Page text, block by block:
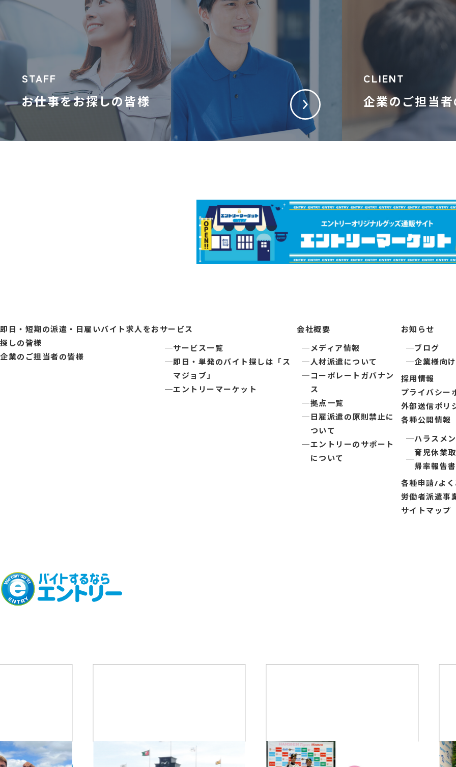
お仕事をお探しの皆様
STAFF
企業のご担当
CLIENT
即日・短期の派遣・日雇いバイト求人をお
探しの皆様
企業のご担当者の皆様
サービス
サービス一覧
即日・単発のバイト探しは「ス
マジョブ」
エントリーマーケット
会社概要
メディア情報
人材派遣について
コーポレートガバナン
ス
拠点一覧
日雇派遣の原則禁止に
ついて
エントリーのサポート
について
お知らせ
ブログ
企業様向
採用情報
プライバシー
外部送信ポリ
各種公開情報
ハラスメ
育児休業
帰率報告書
各種申請/よ
労働者派遣事
サイトマップ